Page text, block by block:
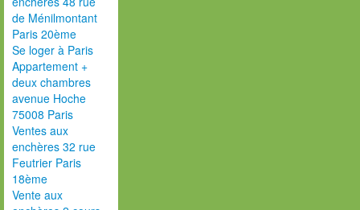
de Ménilmontant
Paris 20ème
Se loger à Paris
Appartement +
deux chambres
avenue Hoche
75008 Paris
Ventes aux
enchères 32 rue
Feutrier Paris
18ème
Vente aux